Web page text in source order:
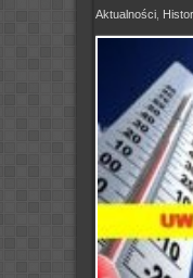
Aktualności,